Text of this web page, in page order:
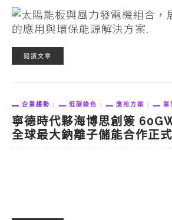
閱讀文章
企業趨勢 低碳綠色 應用方案 業
寧德時代夥海博思創簽
全球最大鈉離子儲能合作正